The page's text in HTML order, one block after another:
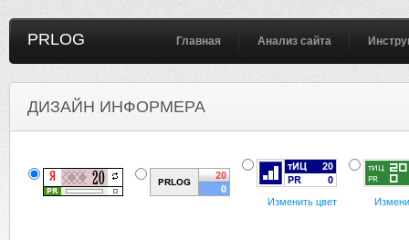
PRLOG Главная Анализ сайта
ДИЗАЙН ИНФОРМЕРА
Изменить цвет